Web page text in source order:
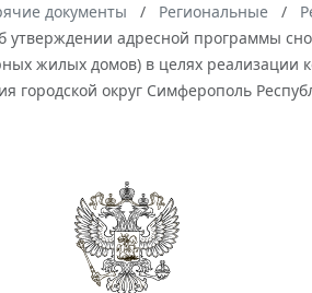
документы Региональные
утверждении адресной программы
жилых домов) в целях реализации
городской округ Симферополь